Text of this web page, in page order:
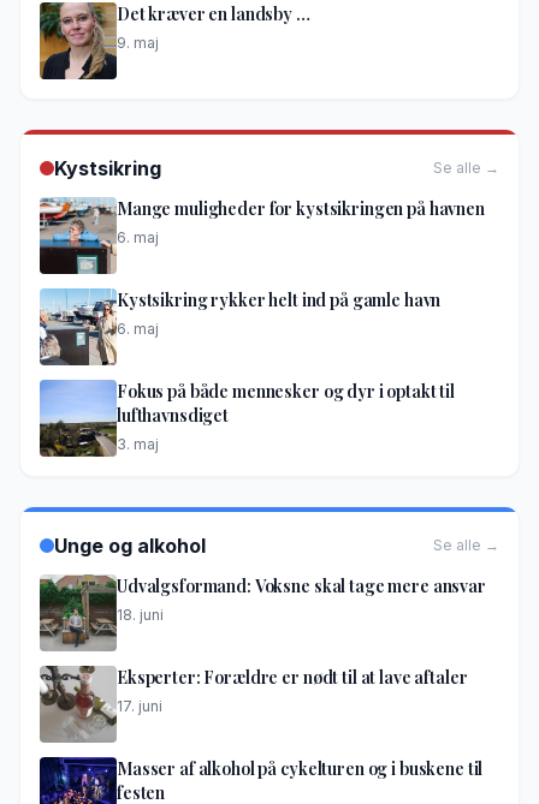
Det kræver en landsby …
9. maj
Kystsikring Se alle →
Mange muligheder for kystsikringen på havnen
6. maj
Kystsikring rykker helt ind på gamle havn
6. maj
Fokus på både mennesker og dyr i optakt til
lufthavnsdiget
3. maj
Unge og alkohol Se alle →
Udvalgsformand: Voksne skal tage mere ansvar
18. juni
Eksperter: Forældre er nødt til at lave aftaler
17. juni
Masser af alkohol på cykelturen og i buskene til
festen